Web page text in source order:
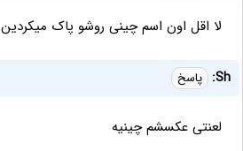
لا اقل اون اسم چینی روشو پاک میکردین
Sh: پاسخ
لعنتی عکسشم چینیه